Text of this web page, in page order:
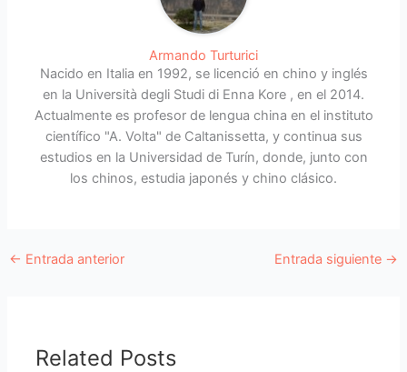
Armando Turturici
Nacido en Italia en 1992, se licenció en chino y inglés
en la Università degli Studi di Enna Kore , en el 2014.
Actualmente es profesor de lengua china en el instituto
científico "A. Volta" de Caltanissetta, y continua sus
estudios en la Universidad de Turín, donde, junto con
los chinos, estudia japonés y chino clásico.
← Entrada anterior Entrada siguiente →
Related Posts